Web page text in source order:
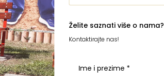
Želite saznati više o nama?
Kontaktirajte nas!
Ime i prezime *